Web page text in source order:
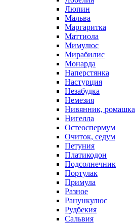
Люпин
Мальва
Маргаритка
Маттиола
Мимулюс
Мирабилис
Монарда
Наперстянка
Настурция
Незабудка
Немезия
Нивянник, ромашка
Нигелла
Остеоспермум
Очиток, седум
Петуния
Платикодон
Подсолнечник
Портулак
Примула
Разное
Ранункулюс
Рудбекия
Сальвия